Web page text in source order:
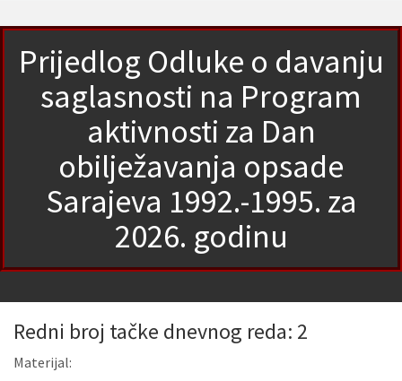
Prijedlog Odluke o davanju
saglasnosti na Program
aktivnosti za Dan
obilježavanja opsade
Sarajeva 1992.-1995. za
2026. godinu
Redni broj tačke dnevnog reda: 2
Materijal: